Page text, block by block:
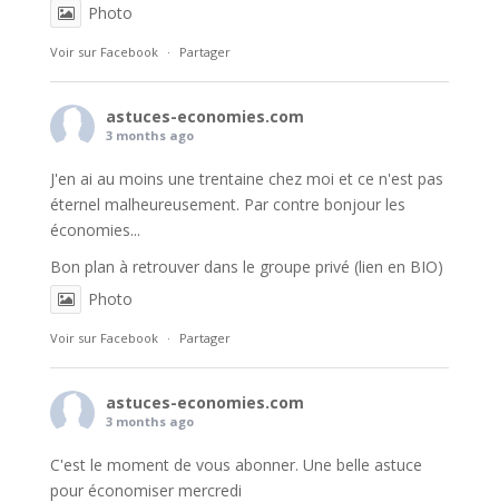
Photo
Voir sur Facebook · Partager
astuces-economies.com
3 months ago
J'en ai au moins une trentaine chez moi et ce n'est pas
éternel malheureusement. Par contre bonjour les
économies...
Bon plan à retrouver dans le groupe privé (lien en BIO)
Photo
Voir sur Facebook · Partager
astuces-economies.com
3 months ago
C'est le moment de vous abonner. Une belle astuce
pour économiser mercredi